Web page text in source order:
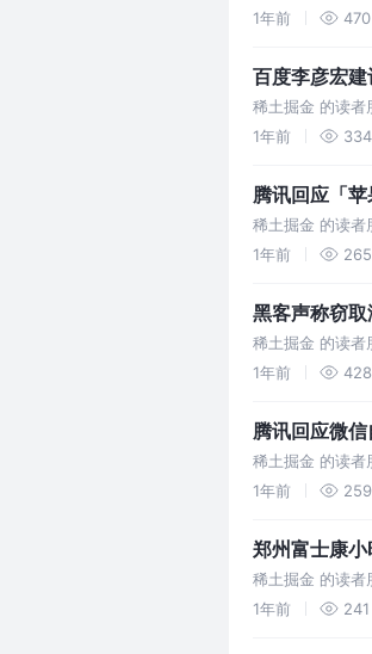
话：悟空》创始
1年前 470
百度李彦宏
| 极客头条
稀土掘金 的读者
宏建议年轻人不
1年前 334
腾讯回应「
应届生招聘|
稀土掘金 的读者
「苹果税」争议
1年前 265
黑客声称窃
布 | 极客头条
稀土掘金 的读者
飞：与华为合作
1年前 428
腾讯回应微
条
稀土掘金 的读者
微信自动清理 3
1年前 259
郑州富士康
极客头条
稀土掘金 的读者
入职百度担任PR
1年前 241